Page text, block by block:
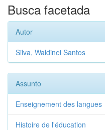
Busca facetada
Autor
Silva, Waldinei Santos
Assunto
Enseignement des langues
Histoire de l'éducation